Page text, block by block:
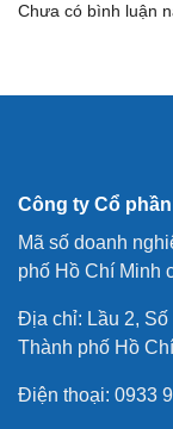
Chưa có bình luận
Công ty Cổ
Mã số doanh
phố Hồ Chí Minh
Địa chỉ: Lầu 2,
Thành phố Hồ
Điện thoại: 0933